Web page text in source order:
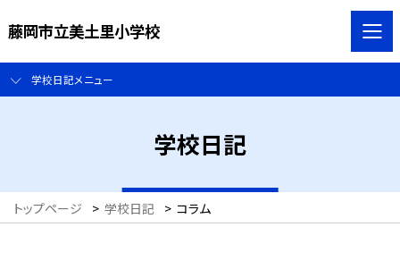
藤岡市立美土里小学校
学校日記メニュー
学校日記
トップページ > 学校日記 > コラム